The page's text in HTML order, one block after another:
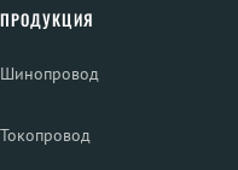
ПРОДУКЦИЯ
Шинопровод
Токопровод